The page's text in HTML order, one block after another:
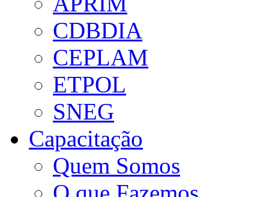
CDBDIA
CEPLAM
ETPOL
SNEG
Capacitação
Quem Somos